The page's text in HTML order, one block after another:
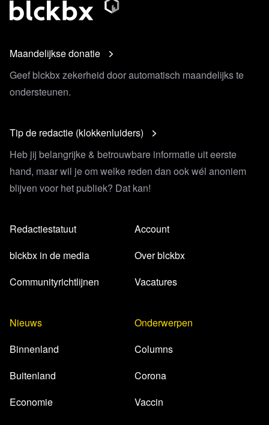
Maandelijkse donatie
Geef blckbx zekerheid door automatisch maandelijks te
ondersteunen.
Tip de redactie (klokkenluiders)
Heb jij belangrijke & betrouwbare informatie uit eerste
hand, maar wil je om welke reden dan ook wél anoniem
blijven voor het publiek? Dat kan!
Redactiestatuut
blckbx in de media
Communityrichtlijnen
Account
Over blckbx
Vacatures
Nieuws
Binnenland
Buitenland
Economie
Onderwerpen
Columns
Corona
Vaccin